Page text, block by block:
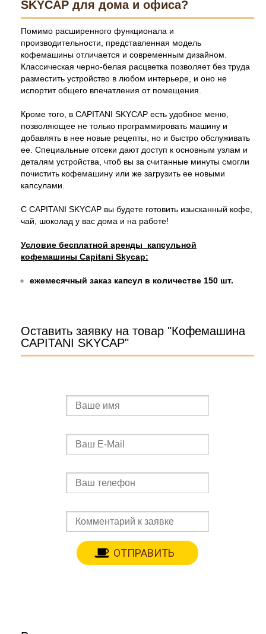
SKYCAP для дома и офиса?
Помимо расширенного функционала и
производительности, представленная модель
кофемашины отличается и современным дизайном.
Классическая черно-белая расцветка позволяет без труда
разместить устройство в любом интерьере, и оно не
испортит общего впечатления от помещения.
Кроме того, в CAPITANI SKYCAP есть удобное меню,
позволяющее не только программировать машину и
добавлять в нее новые рецепты, но и быстро обслуживать
ее. Специальные отсеки дают доступ к основным узлам и
деталям устройства, чтоб вы за считанные минуты смогли
почистить кофемашину или же загрузить ее новыми
капсулами.
С CAPITANI SKYCAP вы будете готовить изысканный кофе,
чай, шоколад у вас дома и на работе!
Условие бесплатной аренды
капсульной
кофемашины Capitani Skycap:
ежемесячный заказ капсул в количестве 150 шт.
Оставить заявку на товар "Кофемашина
CAPITANI SKYCAP"